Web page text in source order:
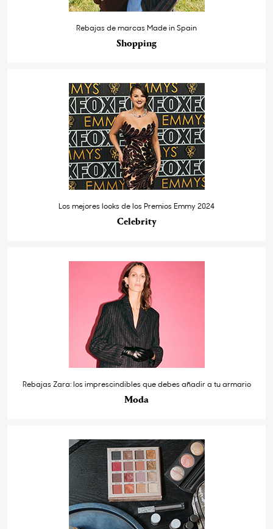
Rebajas de marcas Made in Spain
Shopping
Los mejores looks de los Premios Emmy 2024
Celebrity
Rebajas Zara: los imprescindibles que debes añadir a tu armario
Moda